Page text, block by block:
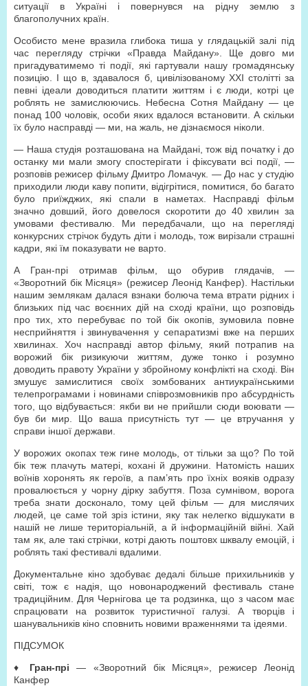
ситуації в Україні і повернувся на рідну землю з
благополучних країн.
Особисто мене вразила глибока тиша у глядацькій залі під
час перегляду стрічки «Правда Майдану». Ще довго ми
пригадуватимемо ті події, які гартували нашу громадянську
позицію. І що в, здавалося б, цивілізованому ХХІ столітті за
певні ідеали доводиться платити життям і є люди, котрі це
роблять не замислюючись. Небесна Сотня Майдану — це
понад 100 чоловік, особи яких вдалося встановити. А скільки
їх було насправді — ми, на жаль, не дізнаємося ніколи.
— Наша студія розташована на Майдані, тож від початку і до
останку ми мали змогу спостерігати і фіксувати всі події, —
розповів режисер фільму Дмитро Ломачук. — До нас у студію
приходили люди каву попити, відігрітися, помитися, бо багато
було приїжджих, які спали в наметах. Насправді фільм
значно довший, його довелося скоротити до 40 хвилин за
умовами фестивалю. Ми передбачали, що на перегляді
конкурсних стрічок будуть діти і молодь, тож вирізали страшні
кадри, які їм показувати не варто.
А Гран-прі отримав фільм, що обурив глядачів, —
«Зворотний бік Місяця» (режисер Леонід Канфер). Настільки
нашим землякам далася взнаки болюча тема втрати рідних і
близьких під час воєнних дій на сході країни, що розповідь
про тих, хто перебуває по той бік окопів, зумовила повне
несприйняття і звинувачення у сепаратизмі вже на перших
хвилинах. Хоч насправді автор фільму, який потрапив на
ворожий бік ризикуючи життям, дуже тонко і розумно
доводить правоту України у збройному конфлікті на сході. Він
змушує замислитися своїх зомбованих антиукраїнськими
телепрограмами і новинами співрозмовників про абсурдність
того, що відбувається: якби ви не прийшли сюди воювати —
був би мир. Що ваша присутність тут — це втручання у
справи іншої держави.
У ворожих окопах теж гине молодь, от тільки за що? По той
бік теж плачуть матері, кохані й дружини. Натомість наших
воїнів хоронять як героїв, а пам’ять про їхніх вояків одразу
провалюється у чорну дірку забуття. Поза сумнівом, ворога
треба знати досконало, тому цей фільм — для мислячих
людей, це саме той зріз істини, яку так нелегко відшукати в
нашій не лише територіальній, а й інформаційній війні. Хай
там як, але такі стрічки, котрі дають поштовх шквалу емоцій, і
роблять такі фестивалі вдалими.
Документальне кіно здобуває дедалі більше прихильників у
світі, тож є надія, що новонароджений фестиваль стане
традиційним. Для Чернігова це та родзинка, що з часом має
спрацювати на розвиток туристичної галузі. А творців і
шанувальників кіно сповнить новими враженнями та ідеями.
ПІДСУМОК
♦ Гран-прі— «Зворотний бік Місяця», режисер Леонід
Канфер